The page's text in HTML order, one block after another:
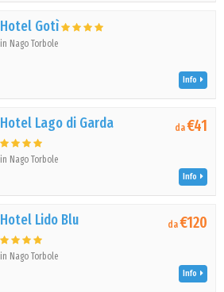
Hotel Gotì
in Nago Torbole
Info
Hotel Lago di Garda
in Nago Torbole
da€41
Info
Hotel Lido Blu
in Nago Torbole
da€120
Info